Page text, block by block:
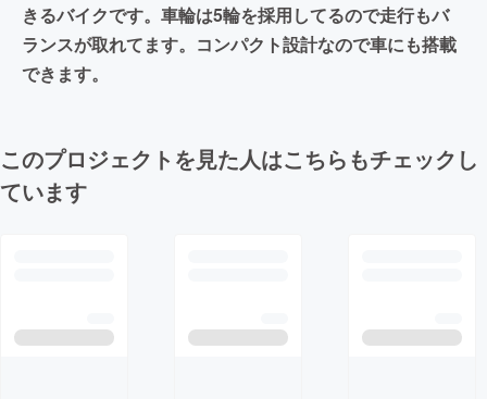
きるバイクです。車輪は5輪を採用してるので走行もバ
ランスが取れてます。コンパクト設計なので車にも搭載
できます。
このプロジェクトを見た人はこちらもチェックし
ています